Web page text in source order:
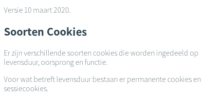
Versie 10 maart 2020.
Soorten Cookies
Er zijn verschillende soorten cookies die worden ingedeeld op
levensduur, oorsprong en functie.
Voor wat betreft levensduur bestaan er permanente cookies en
sessiecookies.